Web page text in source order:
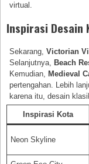
virtual.
Inspirasi Desain
Sekarang,Victorian
Selanjutnya, Beach
Kemudian, Medieval
pertengahan. Lebih
karena itu, desain
Inspirasi Kota
Neon Skyline